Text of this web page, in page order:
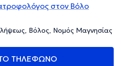
στον Βόλο
Βόλος, Νομός Μαγνησίας
ΤΗΛΕΦΩΝΟ